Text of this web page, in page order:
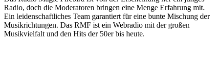
Radio, doch die Moderatoren bringen eine Menge Erfahrung mit.
Ein leidenschaftliches Team garantiert für eine bunte Mischung der
Musikrichtungen. Das RMF ist ein Webradio mit der großen
Musikvielfalt und den Hits der 50er bis heute.